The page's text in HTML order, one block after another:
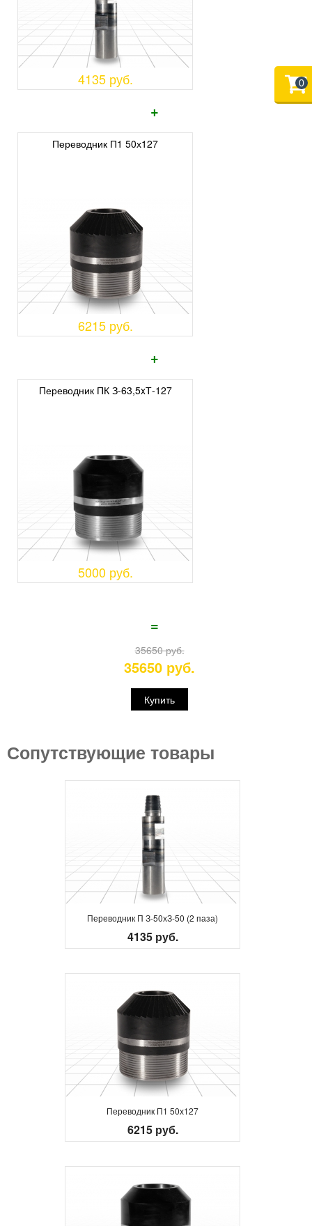
4135 руб.
+
Переводник П1 50х127
6215 руб.
+
Переводник ПК З-63,5xТ-127
5000 руб.
=
35650 руб.
35650 руб.
Купить
Сопутствующие товары
Переводник П З-50хЗ-50 (2 паза)
4135 руб.
Переводник П1 50х127
6215 руб.
0